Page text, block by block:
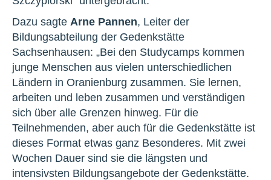
Dazu sagte Arne Pannen, Leiter der
Bildungsabteilung der Gedenkstätte
Sachsenhausen: „Bei den Studycamps kommen
junge Menschen aus vielen unterschiedlichen
Ländern in Oranienburg zusammen. Sie lernen,
arbeiten und leben zusammen und verständigen
sich über alle Grenzen hinweg. Für die
Teilnehmenden, aber auch für die Gedenkstätte ist
dieses Format etwas ganz Besonderes. Mit zwei
Wochen Dauer sind sie die längsten und
intensivsten Bildungsangebote der Gedenkstätte.